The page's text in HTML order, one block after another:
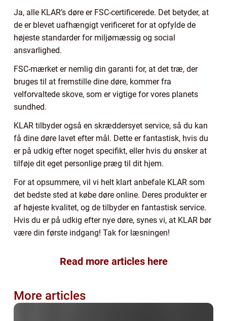
Ja, alle KLAR’s døre er FSC-certificerede. Det betyder, at
de er blevet uafhængigt verificeret for at opfylde de
højeste standarder for miljømæssig og social
ansvarlighed.
FSC-mærket er nemlig din garanti for, at det træ, der
bruges til at fremstille dine døre, kommer fra
velforvaltede skove, som er vigtige for vores planets
sundhed.
KLAR tilbyder også en skræddersyet service, så du kan
få dine døre lavet efter mål. Dette er fantastisk, hvis du
er på udkig efter noget specifikt, eller hvis du ønsker at
tilføje dit eget personlige præg til dit hjem.
For at opsummere, vil vi helt klart anbefale KLAR som
det bedste sted at købe døre online. Deres produkter er
af højeste kvalitet, og de tilbyder en fantastisk service.
Hvis du er på udkig efter nye døre, synes vi, at KLAR bør
være din første indgang! Tak for læsningen!
Read more articles here
More articles